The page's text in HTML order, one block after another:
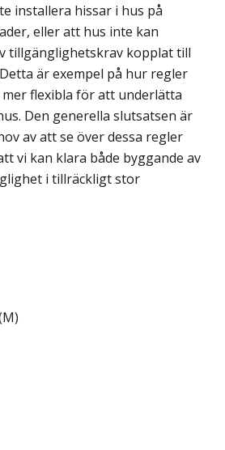
installera hissar i hus på
eller att hus inte kan
tillgänglighetskrav kopplat till
är exempel på hur regler
flexibla för att underlätta
Den generella slutsatsen är
av att se över dessa regler
vi kan klara både byggande av
i tillräckligt stor